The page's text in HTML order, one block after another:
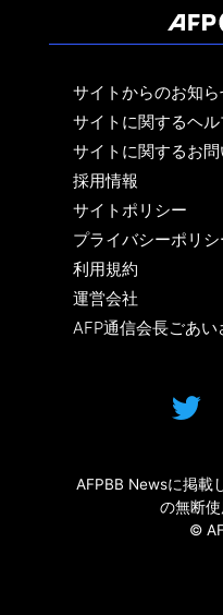
サイトからのお知
サイトに関するヘ
サイトに関するお
採用情報
サイトポリシー
プライバシーポリシ
利用規約
運営会社
AFP通信会長ごあい
AFPBB Newsに掲載
の無断使
©